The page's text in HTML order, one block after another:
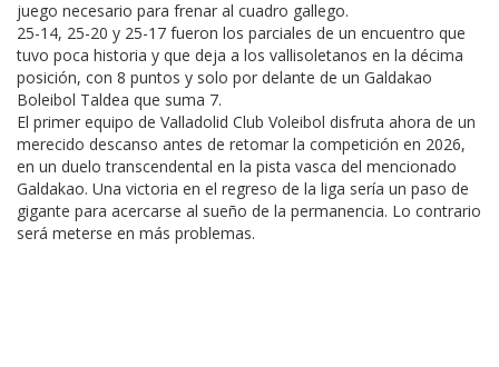
juego necesario para frenar al cuadro gallego.
25-14, 25-20 y 25-17 fueron los parciales de un encuentro que
tuvo poca historia y que deja a los vallisoletanos en la décima
posición, con 8 puntos y solo por delante de un Galdakao
Boleibol Taldea que suma 7.
El primer equipo de Valladolid Club Voleibol disfruta ahora de un
merecido descanso antes de retomar la competición en 2026,
en un duelo transcendental en la pista vasca del mencionado
Galdakao. Una victoria en el regreso de la liga sería un paso de
gigante para acercarse al sueño de la permanencia. Lo contrario
será meterse en más problemas.